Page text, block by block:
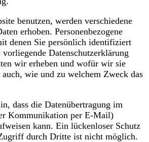
benutzen, werden verschiedene
erhoben. Personenbezogene
denen Sie persönlich identifiziert
Datenschutzerklärung
wir erheben und wofür wir sie
wie und zu welchem Zweck das
dass die Datenübertragung im
Kommunikation per E-Mail)
kann. Ein lückenloser Schutz
durch Dritte ist nicht möglich.